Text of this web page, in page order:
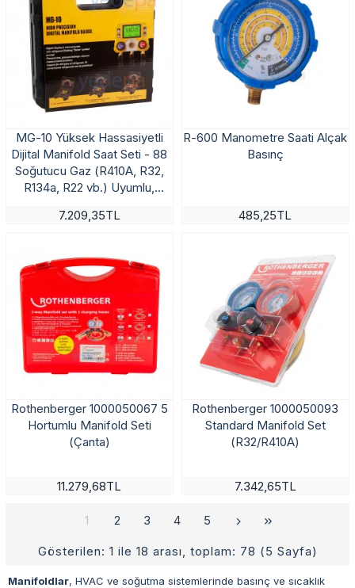
Manifoldlar, HVAC ve soğutma sistemlerinde basınç ve sıcaklık
MG-10 Yüksek Hassasiyetli
Dijital Manifold Saat Seti - 88
Soğutucu Gaz (R410A, R32,
R134a, R22 vb.) Uyumlu,
Fonksiyonlu
7.209,35TL
R-600 Manometre Saati Alçak
Basınç
485,25TL
Rothenberger 1000050067 5
Hortumlu Manifold Seti
(Çanta)
11.279,68TL
Rothenberger 1000050093
Standard Manifold Set
(R32/R410A)
7.342,65TL
1 2 3 4 5
Gösterilen: 1 ile 18 arası, toplam: 78 (5 Sayfa)